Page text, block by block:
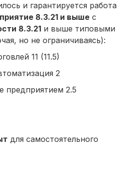
и гарантируется работа
8.3.21 и выше с
8.3.21 и выше типовыми
но не ограничиваясь):
11 (11.5)
2
предприятием 2.5
для самостоятельного